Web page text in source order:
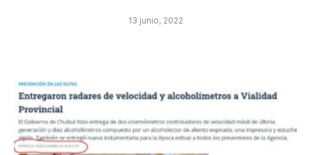
13 junio, 2022